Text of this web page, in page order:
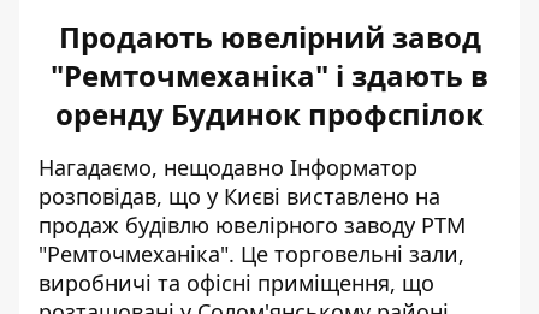
Продають ювелірний завод
"Ремточмеханіка" і здають в
оренду Будинок профспілок
Нагадаємо, нещодавно Інформатор
розповідав, що у Києві виставлено на
продаж будівлю ювелірного заводу РТМ
"Ремточмеханіка". Це торговельні зали,
виробничі та офісні приміщення, що